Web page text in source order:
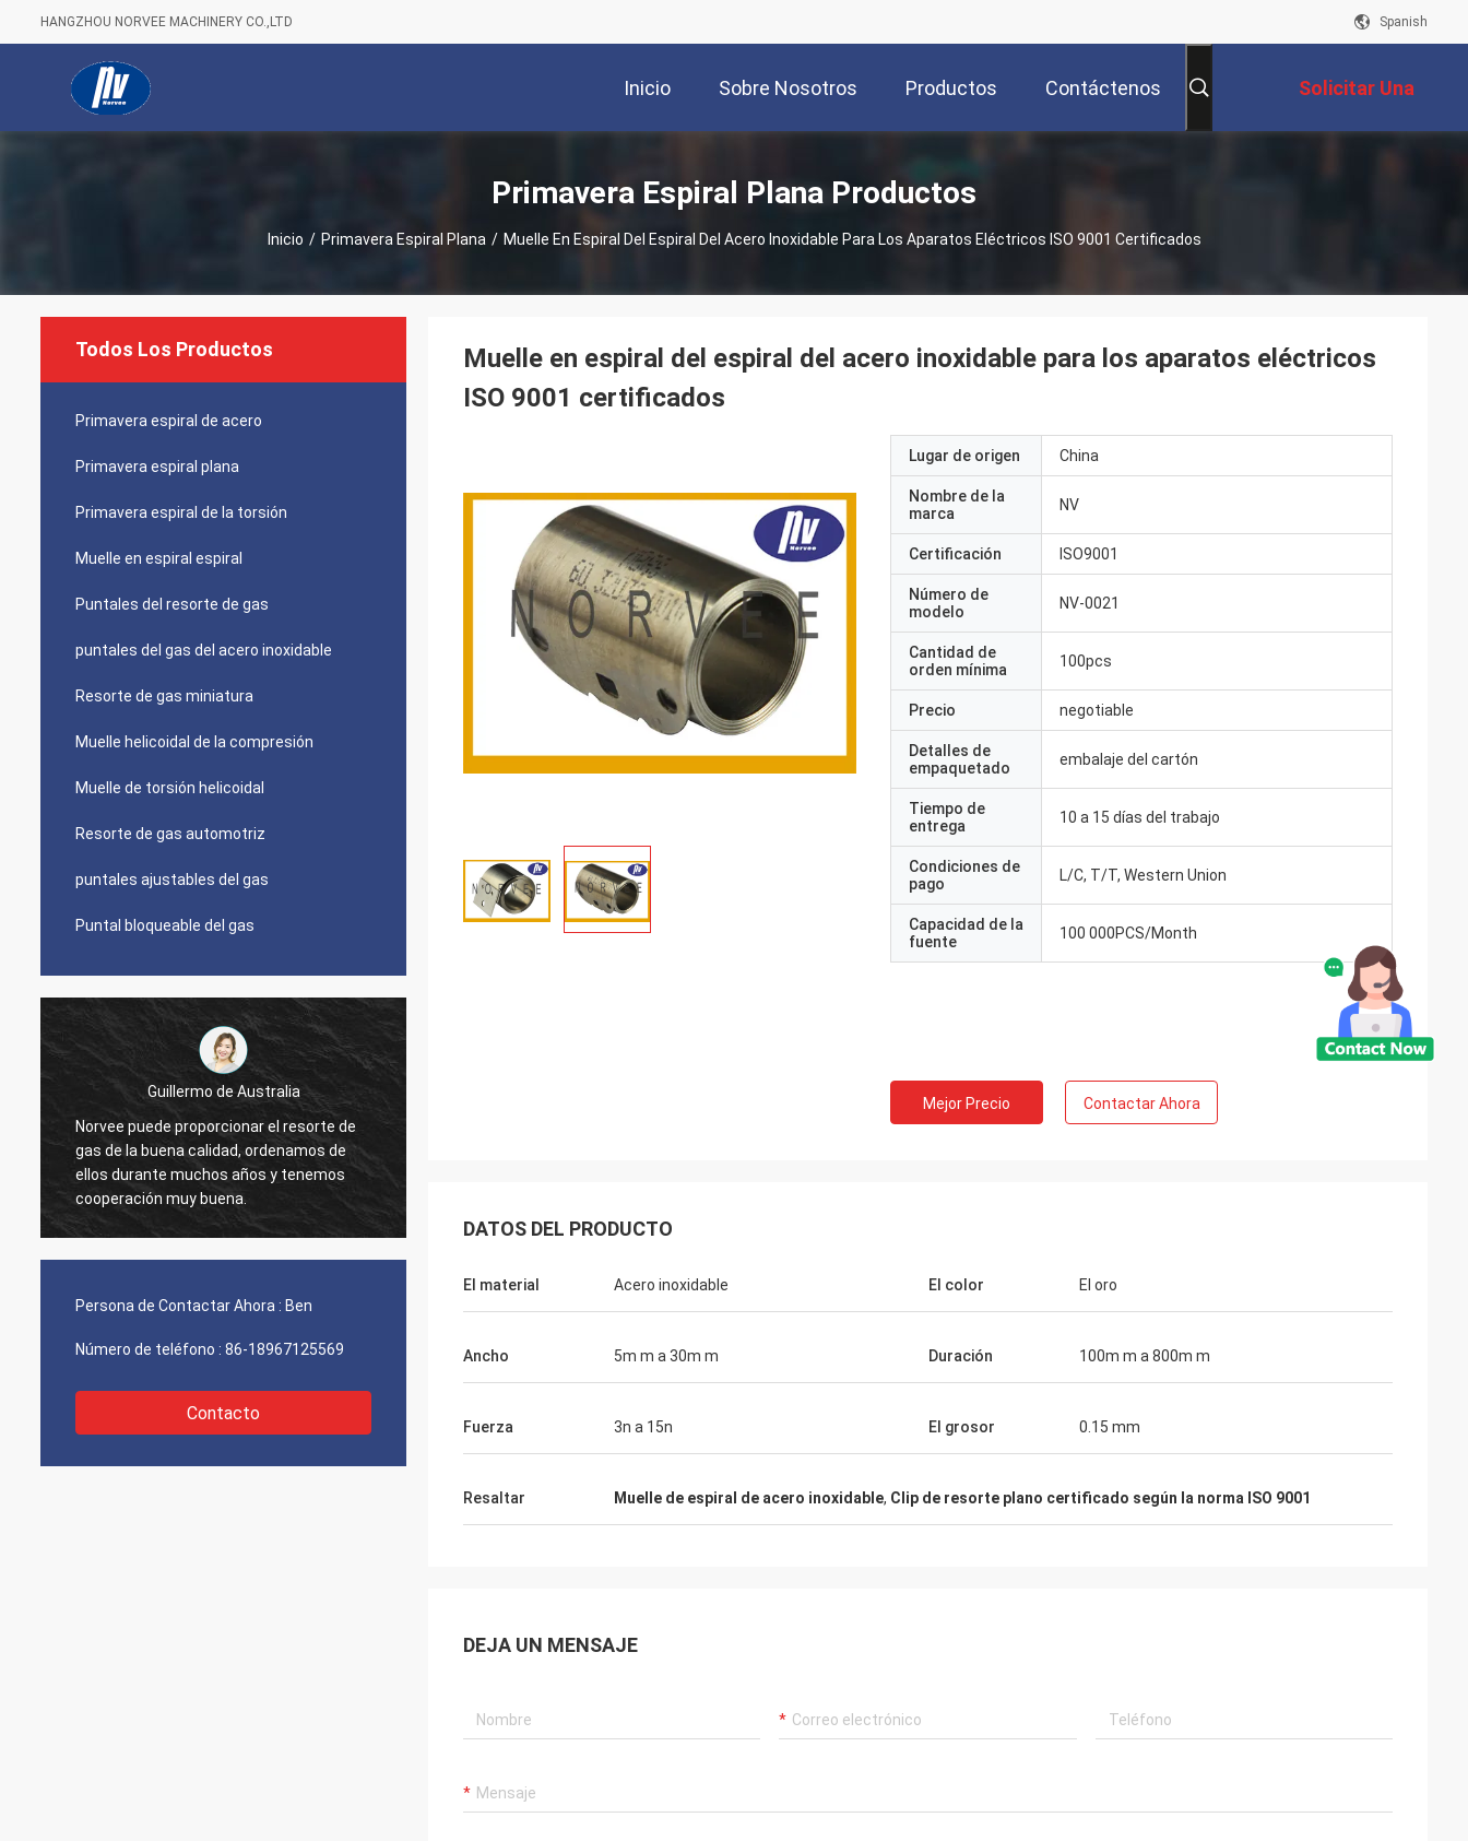
HANGZHOU NORVEE MACHINERY CO.,LTD Spanish
Inicio Sobre Nosotros Productos Contáctenos Solicitar Una
Cotización
Primavera Espiral Plana Productos
Inicio / Primavera Espiral Plana / Muelle En Espiral Del Espiral Del Acero Inoxidable Para Los Aparatos Eléctricos ISO 9001 Certificados
Todos Los Productos
Primavera espiral de acero
Primavera espiral plana
Primavera espiral de la torsión
Muelle en espiral espiral
Puntales del resorte de gas
puntales del gas del acero inoxidable
Resorte de gas miniatura
Muelle helicoidal de la compresión
Muelle de torsión helicoidal
Resorte de gas automotriz
puntales ajustables del gas
Puntal bloqueable del gas
Guillermo de Australia
Norvee puede proporcionar el resorte de
gas de la buena calidad, ordenamos de
ellos durante muchos años y tenemos
cooperación muy buena.
ahora.
cooperamos con Norvee más de 10 años,
Persona de Contactar Ahora : Ben
Número de teléfono : 86-18967125569
Contacto
Muelle en espiral del espiral del acero inoxidable para los aparatos eléctricos
ISO 9001 certificados
Lugar de origen China
Nombre de la
marca
NV
Certificación ISO9001
Número de
modelo
NV-0021
Cantidad de
orden mínima
100pcs
Precio negotiable
Detalles de
empaquetado
embalaje del cartón
Tiempo de
entrega
10 a 15 días del trabajo
Condiciones de
pago
L/C, T/T, Western Union
Capacidad de la
fuente
100 000PCS/Month
Mejor Precio Contactar Ahora
DATOS DEL PRODUCTO
El material Acero inoxidable El color El oro
Ancho 5m m a 30m m Duración 100m m a 800m m
Fuerza 3n a 15n El grosor 0.15 mm
Resaltar Muelle de espiral de acero inoxidable, Clip de resorte plano certificado según la norma ISO 9001
DEJA UN MENSAJE